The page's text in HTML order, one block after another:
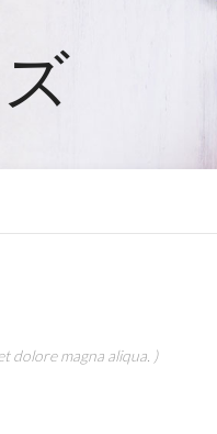
dolore magna aliqua. )